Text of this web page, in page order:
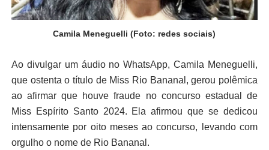
Camila Meneguelli (Foto: redes sociais)
Ao divulgar um áudio no WhatsApp, Camila Meneguelli,
que ostenta o título de Miss Rio Bananal, gerou polêmica
ao afirmar que houve fraude no concurso estadual de
Miss Espírito Santo 2024. Ela afirmou que se dedicou
intensamente por oito meses ao concurso, levando com
orgulho o nome de Rio Bananal.